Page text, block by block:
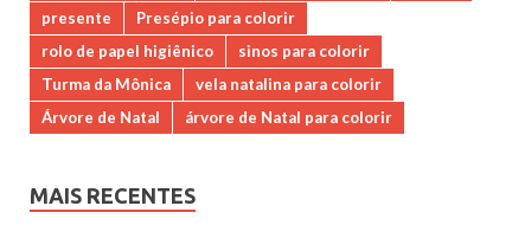
presente
Presépio para colorir
rolo de papel higiênico
sinos para colorir
Turma da Mônica
vela natalina para colorir
Árvore de Natal
árvore de Natal para colorir
MAIS RECENTES